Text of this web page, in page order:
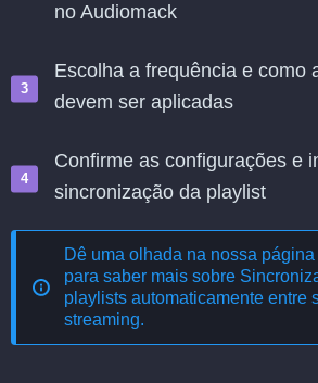
no Audiomack
Escolha a frequência e como
devem ser aplicadas
Confirme as configurações e
sincronização da playlist
Dê uma olhada na nossa
para saber mais sobre
playlists automaticamente entre
streaming.